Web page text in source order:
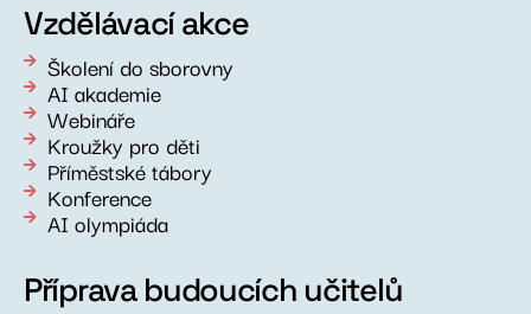
Vzdělávací akce
Školení do sborovny
AI akademie
Webináře
Kroužky pro děti
Příměstské tábory
Konference
AI olympiáda
Příprava budoucích učitelů